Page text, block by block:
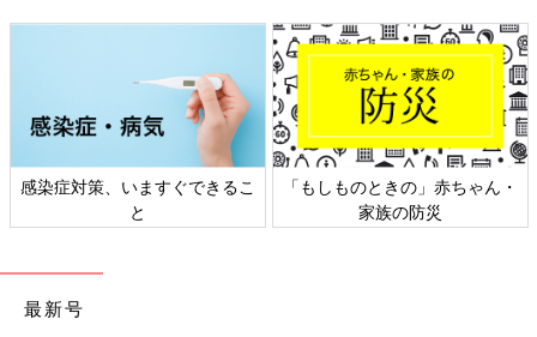
感染症対策、いますぐできるこ
と
「もしものときの」赤ちゃん・
家族の防災
最新号